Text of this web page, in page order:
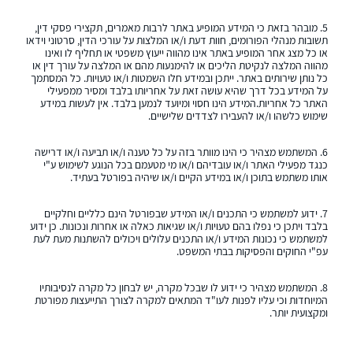
5. מובהר בזאת כי המידע המופיע באתר לרבות מאמרים, תקצירי פסקי דין,
תשובות מנהלי הפורומים, חוות דעת ו/או המלצות על עורכי הדין, סרטוני וידאו
או כל מצג אחר המופיע באתר אינו מהווה ייעוץ משפטי או תחליף לו ואינו
מהווה המלצה לנקיטת הליכים או להימנעות מהם או המלצה על עורך דין או
כל נותן שירותים באתר. ייתכן ובמידע חלו השמטות ו/או טעויות. כל המסתמך
על המידע בכל דרך שהיא עושה זאת על אחריותו בלבד ומסיר ממפעילי
האתר כל אחריות.המידע הינו חסוי ומיועד לנמען בלבד. אין לעשות במידע
שימוש כלשהו ו/או להעבירו לצדדים שלישיים.
6. המשתמש מצהיר כי הינו מוותר בזה על כל טענה ו/או תביעה ו/או דרישה
כנגד מפעילי האתר ו/או עובדיהם ו/או מי מטעמם בכל הנוגע לשימוש ע"י
אותו משתמש בתוכן ו/או במידע הקיים ו/או שיהיה בפורטל בעתיד.
7. ידוע למשתמש כי התכנים ו/או המידע שבפורטל הינם כלליים וחלקיים
בלבד ויתכן כי נפלו בהם טעויות ו/או שגיאות כאלה או אחרות ונכונות. כן ידוע
למשתמש כי נכונות המידע ו/או התכנים עלולים ויכולים להשתנות מעת לעת
עפ"י החוקים והפסיקות בבתי המשפט.
8. המשתמש מצהיר כי ידוע לו שבכל מקרה, יש לבחון כל מקרה לנסיבותיו
המיוחדות וכי עליו לפנות לעו"ד המתאים למקרה לצורך התייעצות מפורטת
ומקצועית יותר.